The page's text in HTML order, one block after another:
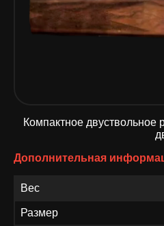
Компактное
Дополнительная
Вес
Размер